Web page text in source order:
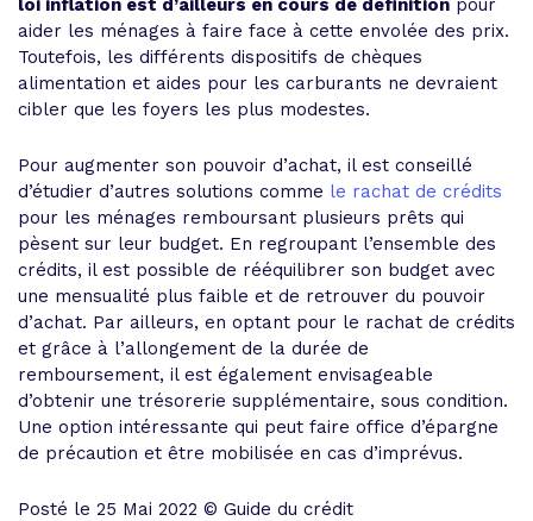
aider les ménages à faire face à cette envolée des prix.
Toutefois, les différents dispositifs de chèques
alimentation et aides pour les carburants ne devraient
cibler que les foyers les plus modestes.
Pour augmenter son pouvoir d’achat, il est conseillé
d’étudier d’autres solutions comme le rachat de crédits
pour les ménages remboursant plusieurs prêts qui
pèsent sur leur budget. En regroupant l’ensemble des
crédits, il est possible de rééquilibrer son budget avec
une mensualité plus faible et de retrouver du pouvoir
d’achat. Par ailleurs, en optant pour le rachat de crédits
et grâce à l’allongement de la durée de
remboursement, il est également envisageable
d’obtenir une trésorerie supplémentaire, sous condition.
Une option intéressante qui peut faire office d’épargne
de précaution et être mobilisée en cas d’imprévus.
Posté le 25 Mai 2022 © Guide du crédit